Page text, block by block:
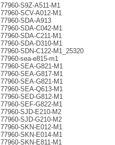
77960-S9Z-A511-M1
77960-SCV-A012-M1
77960-SDA-A913
77960-SDA-C042-M1
77960-SDA-C211-M1
77960-SDA-D310-M1
77960-SDN-C122-M1_25320
77960-sea-e815-m1
77960-SEA-G821-M1
77960-SEA-G817-M1
77960-SEA-G821-M1
77960-SEA-Q613-M1
77960-SED-G812-M1
77960-SEF-G822-M1
77960-SJD-E210-M2
77960-SJD-G210-M2
77960-SKN-E012-M1
77960-SKN-E014-M1
77960-SKN-E811-M1